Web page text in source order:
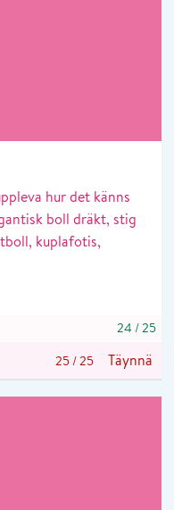
hur det känns
boll dräkt, stig
kuplafotis,
24 /25
25 /25 Täynnä